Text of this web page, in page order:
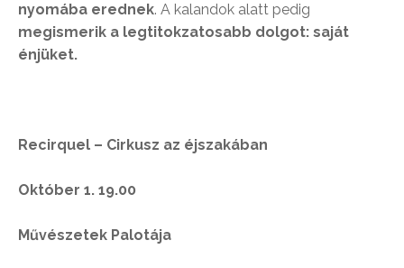
nyomába erednek. A kalandok alatt pedig
megismerik a legtitokzatosabb dolgot: saját
énjüket.
Recirquel – Cirkusz az éjszakában
Október 1. 19.00
Művészetek Palotája